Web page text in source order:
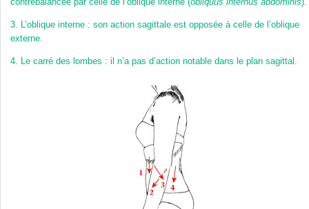
3. L’oblique interne : son action sagittale est opposée à celle de l’oblique
externe.
4. Le carré des lombes : il n’a pas d’action notable dans le plan sagittal.